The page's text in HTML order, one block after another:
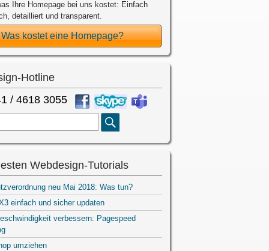
Ihre Homepage bei uns kostet: Einfach
detailliert und transparent.
Was kostet eine Homepage?
Hotline
/ 4618 3055
Webdesign-Tutorials
neu Mai 2018: Was tun?
einfach und sicher updaten
verbessern: Pagespeed
umziehen